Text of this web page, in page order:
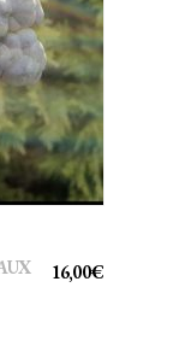
16,00€